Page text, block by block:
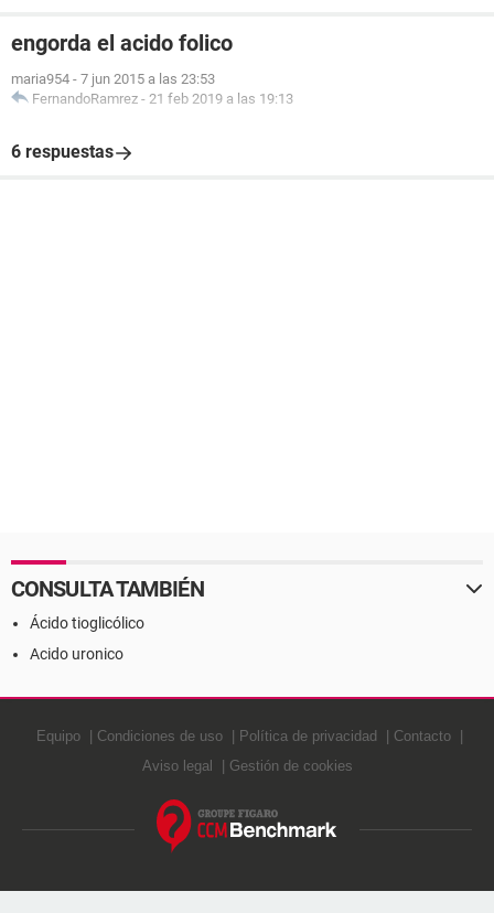
engorda el acido folico
maria954 - 7 jun 2015 a las 23:53
FernandoRamrez - 21 feb 2019 a las 19:13
6 respuestas
CONSULTA TAMBIÉN
Ácido tioglicólico
Acido uronico
Equipo Condiciones de uso Política de privacidad
Contacto
Aviso legal
Gestión de cookies